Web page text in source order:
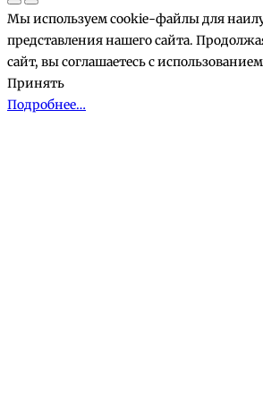
Мы используем cookie-файлы для
представления нашего сайта.
сайт, вы соглашаетесь с
Принять
Подробнее…